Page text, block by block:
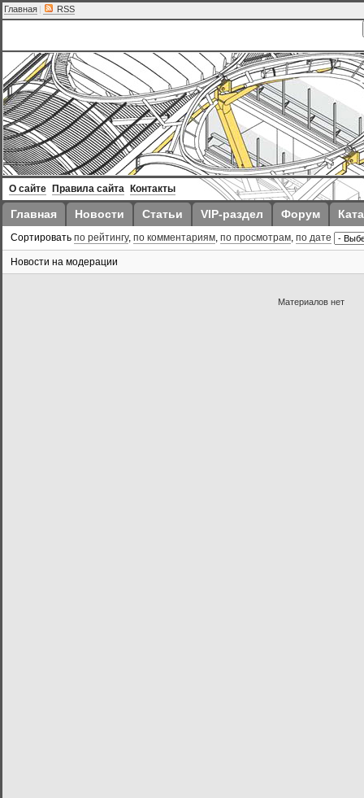
Главная | RSS
О сайте Правила сайта Контакты
Главная Новости Статьи VIP-раздел Форум
Сортировать по рейтингу, по комментариям, по просмотрам, по дате
Новости на модерации
Материалов нет